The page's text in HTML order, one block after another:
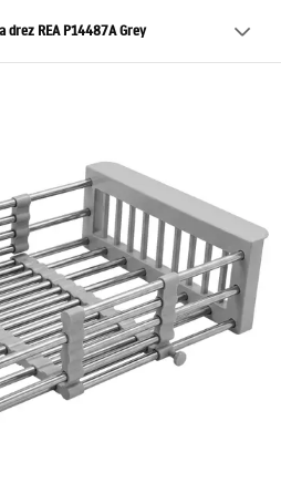
drez REA P14487A Grey